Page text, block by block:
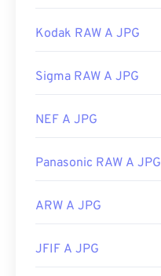
Kodak RAW A JPG
Sigma RAW A JPG
NEF A JPG
Panasonic RAW A JPG
ARW A JPG
JFIF A JPG